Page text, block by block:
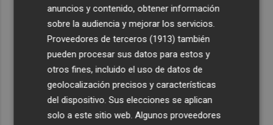
anuncios y contenido, obtener información
sobre la audiencia y mejorar los servicios.
Proveedores de terceros (1913) también
pueden procesar sus datos para estos y
otros fines, incluido el uso de datos de
geolocalización precisos y características
del dispositivo. Sus elecciones se aplican
solo a este sitio web. Algunos proveedores